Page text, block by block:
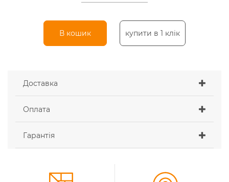
В кошик купити в 1 клік
Доставка
Оплата
Гарантія